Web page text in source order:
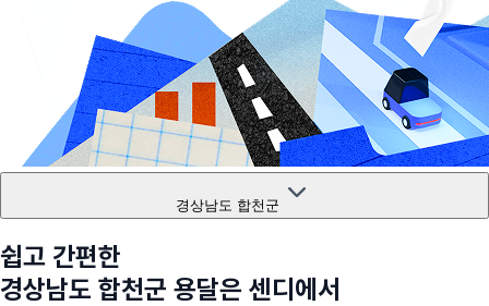
경상남도 합천군
쉽고 간편한
경상남도 합천군 용달은 센디에서